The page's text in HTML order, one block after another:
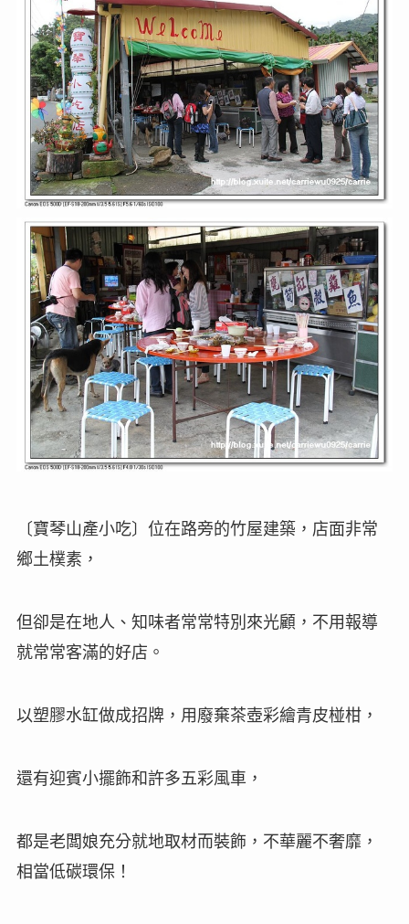
〔寶琴山產小吃〕 位在路旁的竹屋建築，店面非常
鄉土樸素，
但卻是在地人、知味者常常特別來光顧，不用報導
就常常客滿的好店。
以塑膠水缸做成招牌，用廢棄茶壺彩繪青皮椪柑，
還有迎賓小擺飾和許多五彩風車，
都是老闆娘充分就地取材而裝飾，不華麗不奢靡，
相當低碳環保！